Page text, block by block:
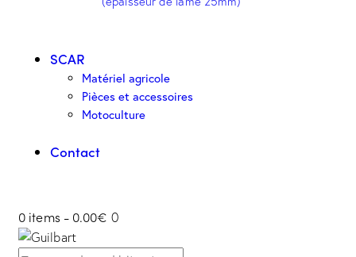
SCAR
Matériel agricole
Pièces et accessoires
Motoculture
Contact
0 items - 0.00€ 0